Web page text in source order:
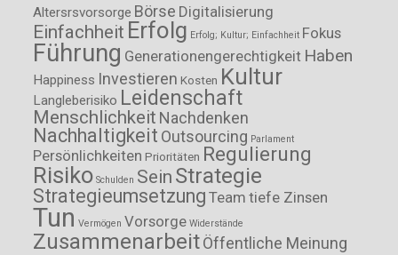
Altersrsvorsorge Börse Digitalisierung
Einfachheit Erfolg Erfolg; Kultur; Einfachheit Fokus
Führung Generationengerechtigkeit Haben
Happiness Investieren Kosten Kultur
Langleberisiko Leidenschaft
Menschlichkeit Nachdenken
Nachhaltigkeit Outsourcing Parlament
Persönlichkeiten Prioritäten Regulierung
Risiko Schulden Sein Strategie
Strategieumsetzung Team tiefe Zinsen
Tun Vermögen Vorsorge Widerstände
ZusammenarbeitÖffentliche Meinung